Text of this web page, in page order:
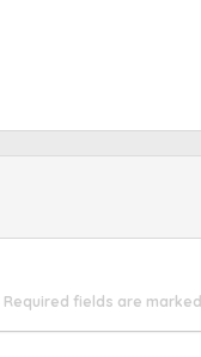
Required fields are marked